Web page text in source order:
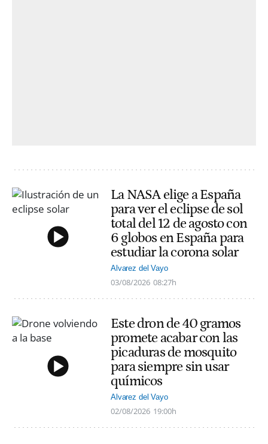
La NASA elige a España
para ver el eclipse de sol
total del 12 de agosto con
6 globos en España para
estudiar la corona solar
Alvarez del Vayo
03/08/2026 08:27h
Este dron de 40 gramos
promete acabar con las
picaduras de mosquito
para siempre sin usar
químicos
Alvarez del Vayo
02/08/2026 19:00h